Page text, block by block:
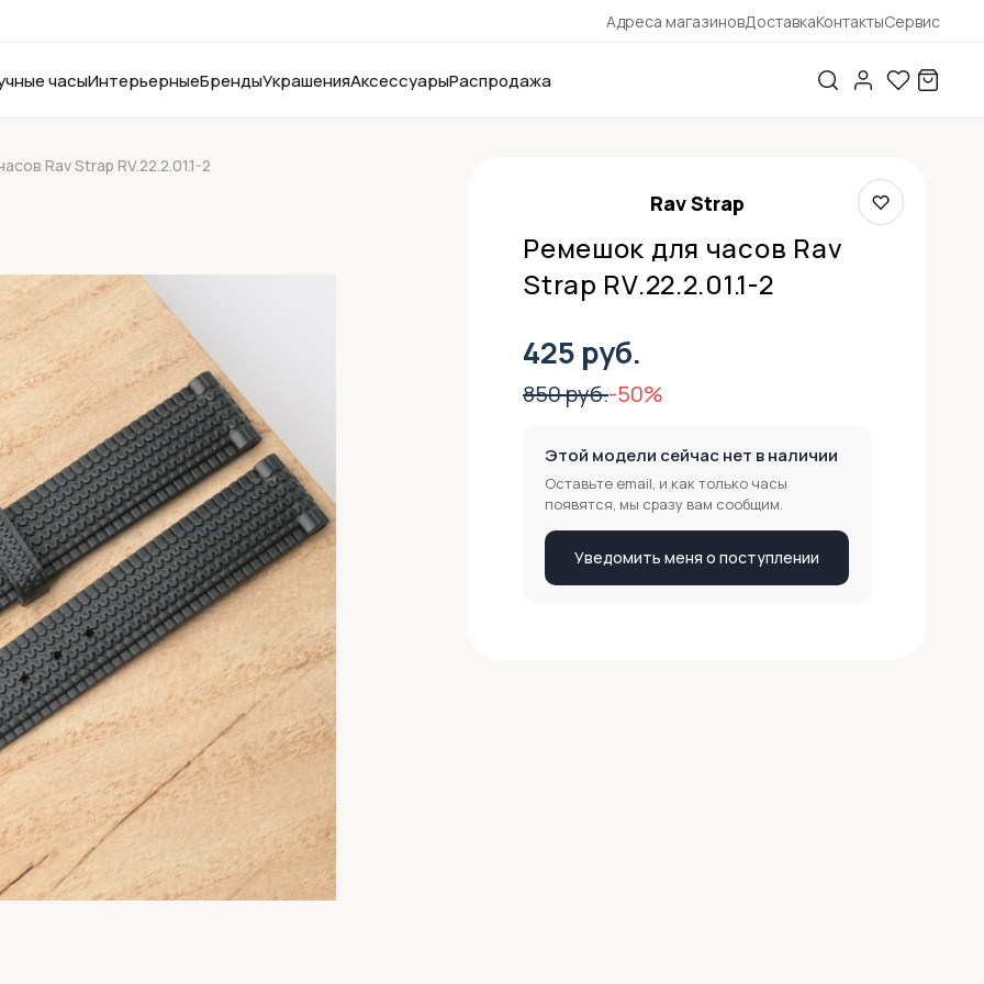
Адреса магазиновДоставкаКонтактыСервис
часыИнтерьерныеБрендыУкрашенияАксессуарыРаспродажа
Rav Strap RV.22.2.01.1-2
Rav Strap
Ремешок для часов Rav
Strap RV.22.2.01.1-2
425 руб.
850 руб.-50%
Этой модели сейчас нет в наличии
Оставьте email, и как только часы
появятся, мы сразу вам сообщим.
Уведомить меня о поступлении